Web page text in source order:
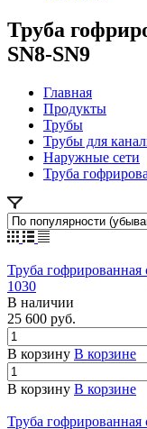
Труба
SN8-SN9
Главная
Продукты
Трубы
Трубы для
Наружные сети
Труба
Труба
1030
В наличии
25 600 руб.
В корзину В корзине
В корзину В корзине
Труба